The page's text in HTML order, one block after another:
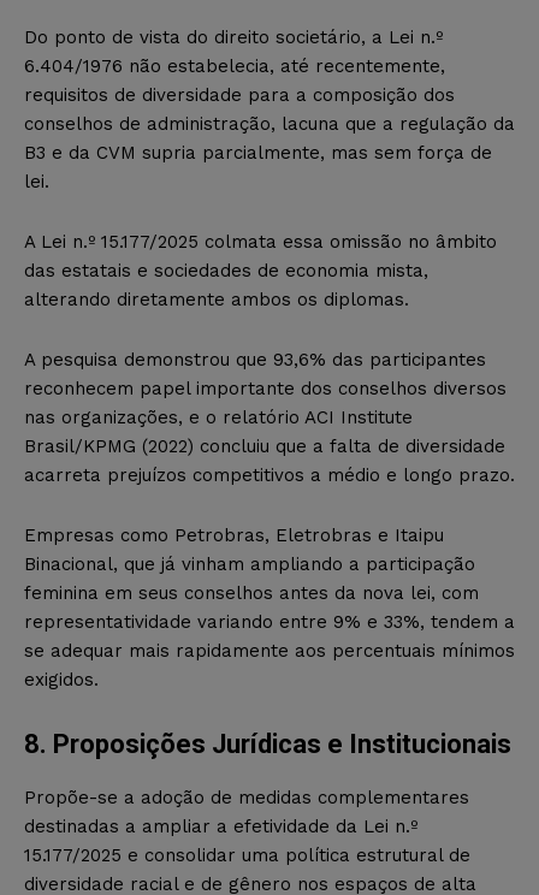
Do ponto de vista do direito societário, a Lei n.º
6.404/1976 não estabelecia, até recentemente,
requisitos de diversidade para a composição dos
conselhos de administração, lacuna que a regulação da
B3 e da CVM supria parcialmente, mas sem força de
lei.
A Lei n.º 15.177/2025 colmata essa omissão no âmbito
das estatais e sociedades de economia mista,
alterando diretamente ambos os diplomas.
A pesquisa demonstrou que 93,6% das participantes
reconhecem papel importante dos conselhos diversos
nas organizações, e o relatório ACI Institute
Brasil/KPMG (2022) concluiu que a falta de diversidade
acarreta prejuízos competitivos a médio e longo prazo.
Empresas como Petrobras, Eletrobras e Itaipu
Binacional, que já vinham ampliando a participação
feminina em seus conselhos antes da nova lei, com
representatividade variando entre 9% e 33%, tendem a
se adequar mais rapidamente aos percentuais mínimos
exigidos.
8. Proposições Jurídicas e Institucionais
Propõe-se a adoção de medidas complementares
destinadas a ampliar a efetividade da Lei n.º
15.177/2025 e consolidar uma política estrutural de
diversidade racial e de gênero nos espaços de alta